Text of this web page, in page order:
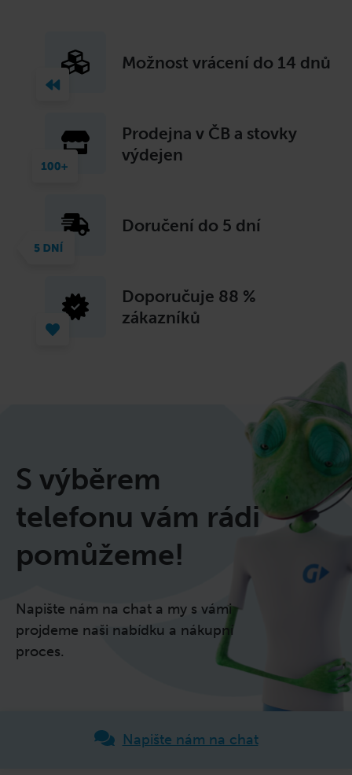
Možnost vrácení do 14 dnů
Prodejna v ČB a stovky
výdejen
Doručení do 5 dní
Doporučuje 88 %
zákazníků
S výběrem
telefonu vám rádi
pomůžeme!
Napište nám na chat a my s vámi
projdeme naši nabídku a nákupní
proces.
Napište nám na chat